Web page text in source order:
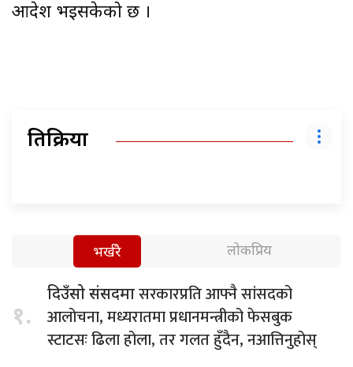
आदेश भइसकेको छ ।
प्रतिक्रिया
भर्खरै लोकप्रिय
१.
दिउँसो संसदमासरकारप्रति आफ्नै सांसदको
आलोचना, मध्यरातमा प्रधानमन्त्रीको फेसबुक
स्टाटसः ढिला होला, तर गलत हुँदैन, नआत्तिनुहोस्